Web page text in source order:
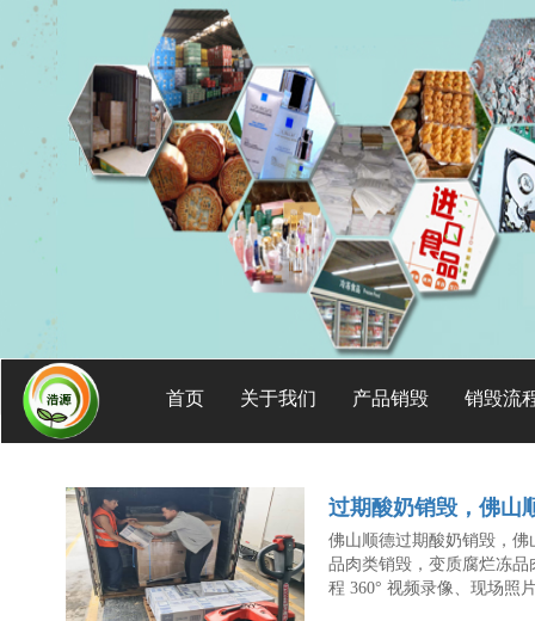
首页 关于我们 产品销毁 销毁流
过期酸奶销毁，佛山
佛山顺德过期酸奶销毁，
品肉类销毁，变质腐烂冻
程 360° 视频录像、现场照